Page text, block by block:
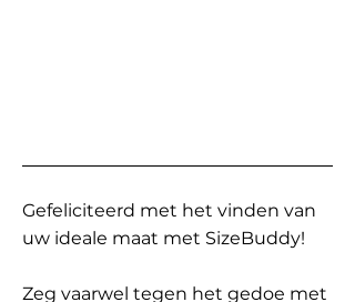
Gefeliciteerd met het vinden van
uw ideale maat met SizeBuddy!
Zeg vaarwel tegen het gedoe met